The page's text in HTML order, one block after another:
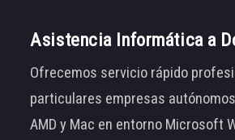
Asistencia Informática a
Ofrecemos servicio rápido
particulares empresas
AMD y Mac en entorno Microsoft